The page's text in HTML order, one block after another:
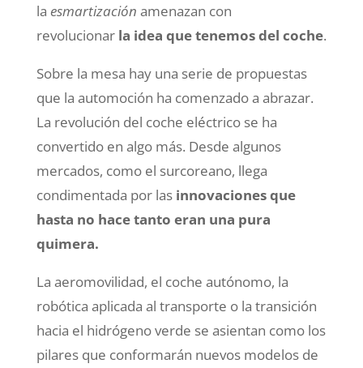
la esmartización amenazan con
revolucionar la idea que tenemos del coche.
Sobre la mesa hay una serie de propuestas
que la automoción ha comenzado a abrazar.
La revolución del coche eléctrico se ha
convertido en algo más. Desde algunos
mercados, como el surcoreano, llega
condimentada por las innovaciones que
hasta no hace tanto eran una pura
quimera.
La aeromovilidad, el coche autónomo, la
robótica aplicada al transporte o la transición
hacia el hidrógeno verde se asientan como los
pilares que conformarán nuevos modelos de